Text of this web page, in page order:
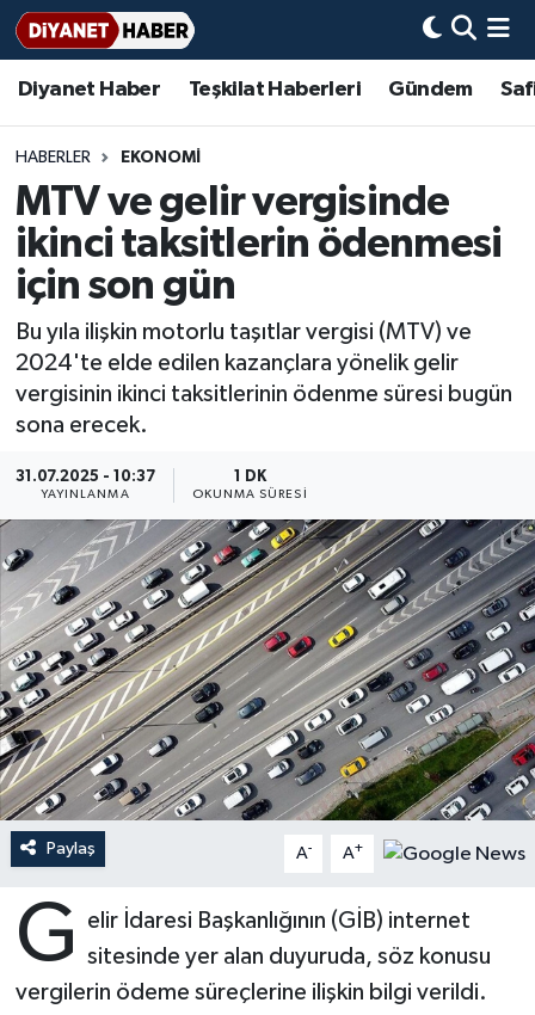
Diyanet Haber Teşkilat Haberleri Gündem
HABERLER EKONOMİ
MTV ve gelir vergisinde
ikinci taksitlerin ödenmesi
için son gün
Bu yıla ilişkin motorlu taşıtlar vergisi (MTV) ve
2024'te elde edilen kazançlara yönelik gelir
vergisinin ikinci taksitlerinin ödenme süresi bugün
sona erecek.
31.07.2025 - 10:37
YAYINLANMA
1 DK
OKUNMA SÜRESI
Paylaş A- A+
G
elir İdaresi Başkanlığının (GİB) internet
sitesinde yer alan duyuruda, söz konusu
vergilerin ödeme süreçlerine ilişkin bilgi verildi.
Diyanet Haber
Teşkilat Haberleri
Adana Müftülüğü
Adıyaman Müftülüğü
Afyonkarahisar Müftülüğü
Ağrı Müftülüğü
Aksaray Müftülüğü
Amasya Müftülüğü
Antalya Müftülüğü
Ardahan Müftülüğü
Artvin Müftülüğü
Aydın Müftülüğü
Balıkesir Müftülüğü
Bartın Müftülüğü
Bayburt Müftülüğü
Bilecik Müftülüğü
Gündem
#Keşfet
Bir Ayet
Bir Hikaye
Biyografiler
Dini kavramlar
Diyanet Bilgi
Diyanet Takvimi
Hadislerle İslam
Kudüs
Kurban
Mukabele
Peygamberimizin Hayatı
Ramazan
Zekat
Basında Bugün
DİYANET eKİTAP
Aile Dergisi
Aylık Dergi
TDV
Hutbeler
DİYANET AKADEMİ
DİYANET GENÇLİK
DİYANET RADYO/TV
DEPREM
Eğitim
İmam Hatip Okulları
Kültür-Sanat
Başmakale
Hadis-i Şerifler
Hayat Okumaları
Nöbetçi Eczaneler
Hava Durumu
Ankara Namaz Vakitleri
Trafik Durumu
Süper Lig Puan Durumu ve Fikstür
Tüm Manşetler
Haber Arşivi